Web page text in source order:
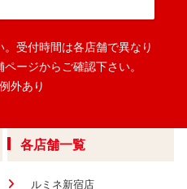
受付時間は各店舗で異なり
ージからご確認下さい。
外あり
各店舗一覧
ルミネ新宿店